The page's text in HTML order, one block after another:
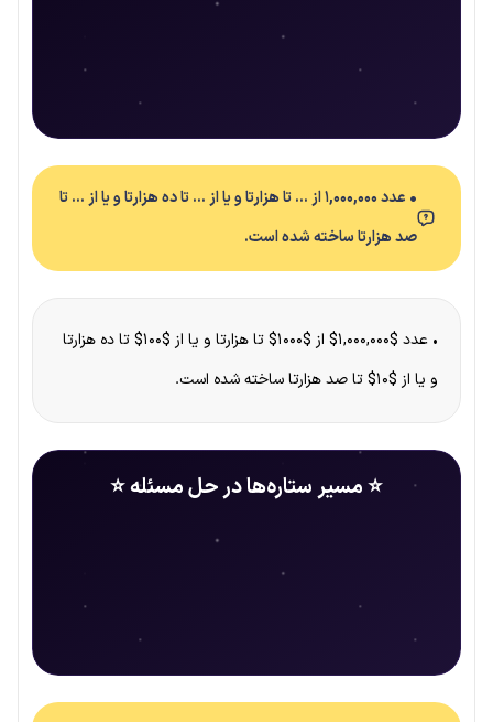
• عدد ۱,۰۰۰,۰۰۰ از … تا هزارتا و یا از … تا ده هزارتا و یا از … تا
صد هزارتا ساخته شده است.
• عدد $۱,۰۰۰,۰۰۰$ از $۱۰۰۰$ تا هزارتا و یا از $۱۰۰$ تا ده هزارتا
و یا از $۱۰$ تا صد هزارتا ساخته شده است.
⭐ مسیر ستاره‌ها در حل مسئله ⭐